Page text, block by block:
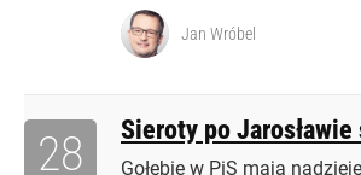
Jan Wróbel
Sieroty po
Gołębie w PiS mają
28